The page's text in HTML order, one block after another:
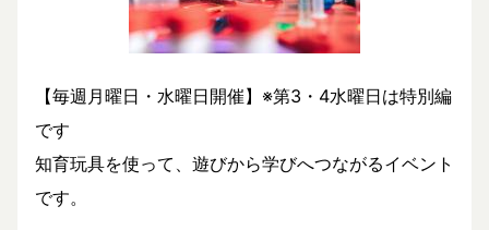
【毎週月曜日・水曜日開催】※第3・4水曜日は特別編
です
知育玩具を使って、遊びから学びへつながるイベント
です。